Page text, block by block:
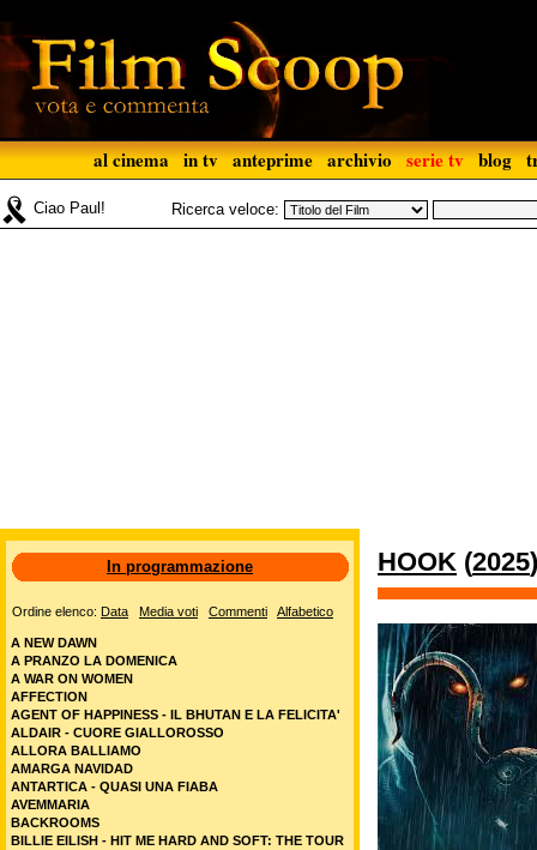
al cinema in tv anteprime archivio serie tv blog
Ciao Paul! Ricerca veloce:
HOOK (2025)
In programmazione
Ordine elenco: Data Media voti Commenti Alfabetico
A NEW DAWN
A PRANZO LA DOMENICA
A WAR ON WOMEN
AFFECTION
AGENT OF HAPPINESS - IL BHUTAN E LA FELICITA'
ALDAIR - CUORE GIALLOROSSO
ALLORA BALLIAMO
AMARGA NAVIDAD
ANTARTICA - QUASI UNA FIABA
AVEMMARIA
BACKROOMS
BILLIE EILISH - HIT ME HARD AND SOFT: THE TOUR